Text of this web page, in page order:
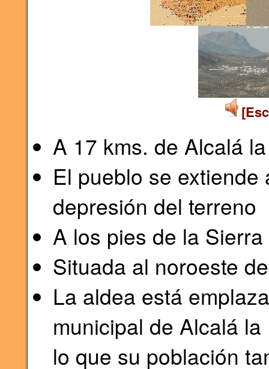
A 17 kms. de Alcalá
El pueblo se
depresión del terreno
A los pies de la
Situada al noroeste
La aldea está
municipal de Alcalá
lo que su población